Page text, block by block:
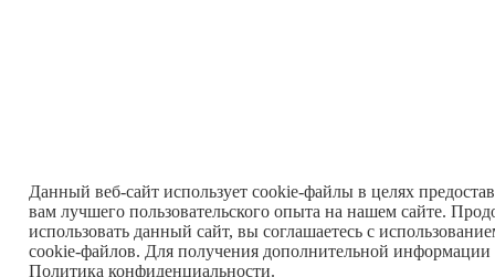
Данный веб-сайт использует cookie-файлы в целях
вам лучшего пользовательского опыта на нашем сайте.
использовать данный сайт, вы соглашаетесь с
cookie-файлов. Для получения дополнительной информации
Политика конфиденциальности.